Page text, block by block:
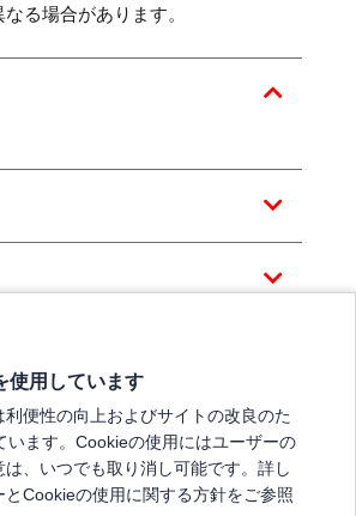
る場合があります。
使用しています
便性の向上およびサイトの改良のた
います。Cookieの使用にはユーザーの
、いつでも取り消し可能です。詳し
とCookieの使用に関する方針をご参照